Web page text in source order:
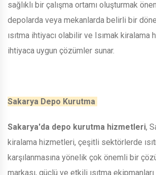
sağlıklı bir çalışma ortamı oluşturmak
depolarda veya mekanlarda belirli bir
ısıtma ihtiyacı olabilir ve Isımak kiralama
ihtiyaca uygun çözümler sunar.
Sakarya Depo Kurutma
Sakarya'da depo kurutma hizmetleri,
kiralama hizmetleri, çeşitli sektörlerde
karşılanmasına yönelik çok önemli bir
markası, güçlü ve etkili ısıtma ekipmanları